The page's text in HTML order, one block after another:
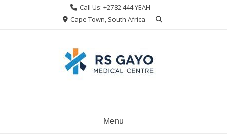
Call Us: +2782 444 YEAH
Cape Town, South Africa
Menu